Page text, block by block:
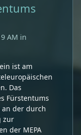
AM in
ist am
Das
Fürstentums
der durch
zur
der MEPA